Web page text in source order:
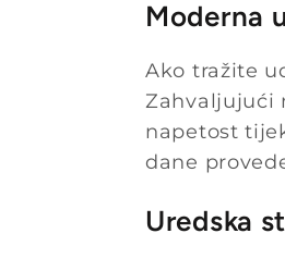
Moderna
Ako tražite
Zahvaljujući
napetost
dane
Uredska